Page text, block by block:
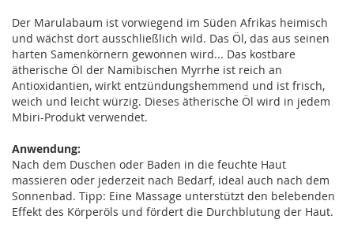
Der Marulabaum ist vorwiegend im Süden Afrikas heimisch
und wächst dort ausschließlich wild. Das Öl, das aus seinen
harten Samenkörnern gewonnen wird... Das kostbare
ätherische Öl der Namibischen Myrrhe ist reich an
Antioxidantien, wirkt entzündungshemmend und ist frisch,
weich und leicht würzig. Dieses ätherische Öl wird in jedem
Mbiri-Produkt verwendet.
Anwendung:
Nach dem Duschen oder Baden in die feuchte Haut
massieren oder jederzeit nach Bedarf, ideal auch nach dem
Sonnenbad. Tipp: Eine Massage unterstützt den belebenden
Effekt des Körperöls und fördert die Durchblutung der Haut.